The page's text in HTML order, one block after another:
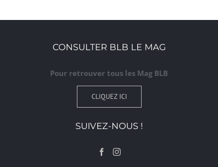
CONSULTER BLB LE MAG
Pour retrouver tous les Mag BLB
CLIQUEZ ICI
SUIVEZ-NOUS !